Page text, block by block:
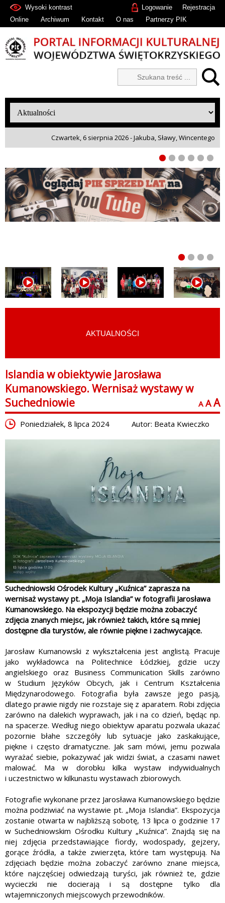
Rejestracja
Logowanie
Wysoki kontrast
Online
Archiwum Kontakt O nas Partnerzy PIK
Czwartek, 6 sierpnia 2026 - Jakuba, Sławy, Wincentego
AKTUALNOŚCI
Islandia w obiektywie Jarosława
Kumanowskiego. Wernisaż wystawy w
Suchedniowie
A A A
Poniedziałek, 8 lipca 2024 Autor: Beata Kwieczko
Suchedniowski Ośrodek Kultury „Kuźnica” zaprasza na
wernisaż wystawy pt. „Moja Islandia” w fotografii Jarosława
Kumanowskiego. Na ekspozycji będzie można zobaczyć
zdjęcia znanych miejsc, jak również takich, które są mniej
dostępne dla turystów, ale równie piękne i zachwycające.
Jarosław Kumanowski z wykształcenia jest anglistą. Pracuje
jako wykładowca na Politechnice Łódzkiej, gdzie uczy
angielskiego oraz Business Communication Skills zarówno
w Studium Języków Obcych, jak i Centrum Kształcenia
Międzynarodowego. Fotografia była zawsze jego pasją,
dlatego prawie nigdy nie rozstaje się z aparatem. Robi zdjęcia
zarówno na dalekich wyprawach, jak i na co dzień, będąc np.
na spacerze. Według niego obiektyw aparatu pozwala ukazać
pozornie błahe szczegóły lub sytuacje jako zaskakujące,
piękne i często dramatyczne. Jak sam mówi, jemu pozwala
wyrażać siebie, pokazywać jak widzi świat, a czasami nawet
malować. Ma w dorobku kilka wystaw indywidualnych
i uczestnictwo w kilkunastu wystawach zbiorowych.
Fotografie wykonane przez Jarosława Kumanowskiego będzie
można podziwiać na wystawie pt. „Moja Islandia”. Ekspozycja
zostanie otwarta w najbliższą sobotę, 13 lipca o godzinie 17
w Suchedniowskim Ośrodku Kultury „Kuźnica”. Znajdą się na
niej zdjęcia przedstawiające fiordy, wodospady, gejzery,
gorące źródła, a także zwierzęta, które tam występują. Na
zdjęciach będzie można zobaczyć zarówno znane miejsca,
które najczęściej odwiedzają turyści, jak również te, gdzie
wycieczki nie docierają i są dostępne tylko dla
wtajemniczonych miejscowych przewodników.